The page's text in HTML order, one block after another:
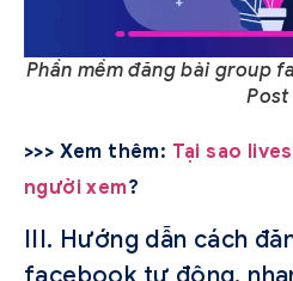
Phần mềm đăng bài group
Post
>>> Xem thêm: Tại sao
người xem?
III. Hướng dẫn cách